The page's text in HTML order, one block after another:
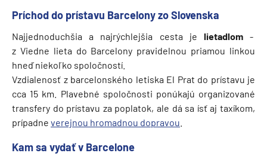
Príchod do prístavu Barcelony zo Slovenska
Najjednoduchšia a najrýchlejšia cesta je lietadlom -
z Viedne lieta do Barcelony pravidelnou priamou linkou
hneď niekoľko spoločností.
Vzdialenosť z barcelonského letiska El Prat do prístavu je
cca 15 km. Plavebné spoločnosti ponúkajú organizované
transfery do prístavu za poplatok, ale dá sa ísť aj taxíkom,
prípadne verejnou hromadnou dopravou
Kam sa vydať v Barcelone